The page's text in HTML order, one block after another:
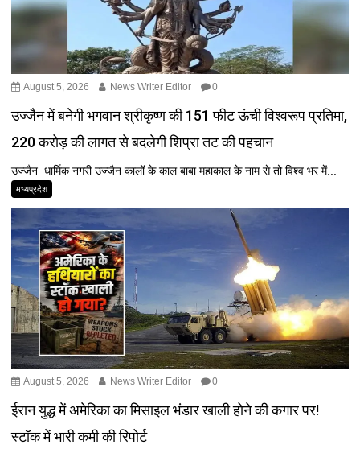
August 5, 2026 News Writer Editor 0
उज्जैन में बनेगी भगवान श्रीकृष्ण की 151 फीट ऊंची विश्वरूप प्रतिमा,
220 करोड़ की लागत से बदलेगी शिप्रा तट की पहचान
उज्जैन धार्मिक नगरी उज्जैन कालों के काल बाबा महाकाल के नाम से तो विश्व भर में...
मध्यप्रदेश
August 5, 2026 News Writer Editor 0
ईरान युद्ध में अमेरिका का मिसाइल भंडार खाली होने की कगार पर!
स्टॉक में भारी कमी की रिपोर्ट